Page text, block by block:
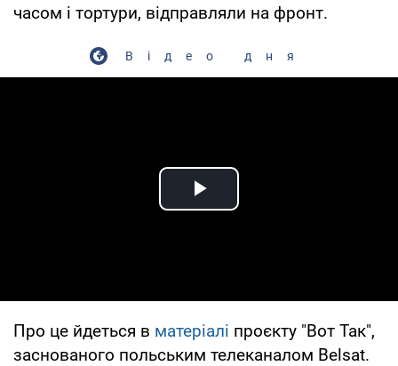
часом і тортури, відправляли на фронт.
Відео дня
Play Video
Про це йдеться в матеріалі проєкту "Вот Так",
заснованого польським телеканалом Belsat.